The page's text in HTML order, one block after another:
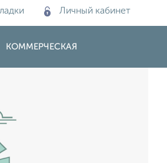
Личный кабинет
КОММЕРЧЕСКАЯ